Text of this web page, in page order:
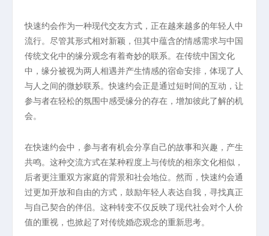
快速约会作为一种现代交友方式，正在越来越多的年轻人中
流行。尽管其形式相对新颖，但其中蕴含的情感需求与中国
传统文化中的缘分观念有着奇妙的联系。在传统中国文化
中，缘分被视为两人相遇并产生情感的宿命安排，体现了人
与人之间的微妙联系。快速约会正是通过短时间的互动，让
参与者在轻松的氛围中感受缘分的存在，增加彼此了解的机
会。
在快速约会中，参与者有机会分享自己的故事和兴趣，产生
共鸣。这种交流方式在某种程度上与传统的相亲文化相似，
后者更注重双方家庭的背景和社会地位。然而，快速约会通
过更加开放和自由的方式，鼓励年轻人表达自我，寻找真正
与自己契合的伴侣。这种转变不仅反映了现代社会对个人价
值的重视，也掀起了对传统婚恋观念的重新思考。